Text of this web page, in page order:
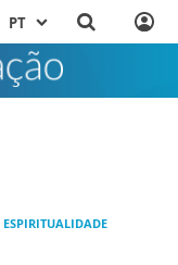
PT
ESPIRITUALIDADE